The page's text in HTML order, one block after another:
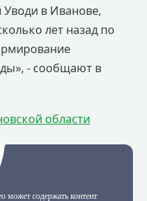
в Иванове,
лет назад по
- сообщают в
области